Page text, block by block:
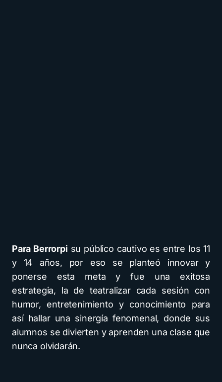
Para Berrorpi su público cautivo es entre los 11
y 14 años, por eso se planteó innovar y
ponerse esta meta y fue una exitosa
estrategia, la de teatralizar cada sesión con
humor, entretenimiento y conocimiento para
así hallar una sinergía fenomenal, donde sus
alumnos se divierten y aprenden una clase que
nunca olvidarán.